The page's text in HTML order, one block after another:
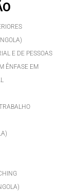
E DE PESSOAS
ÊNFASE EM